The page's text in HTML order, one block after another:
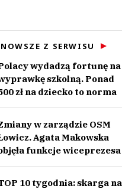
Z SERWISU
wydadzą fortunę na
szkolną. Ponad
zł na dziecko to norma
w zarządzie OSM
Agata Makowska
funkcje wiceprezesa
10 tygodnia: skarga na